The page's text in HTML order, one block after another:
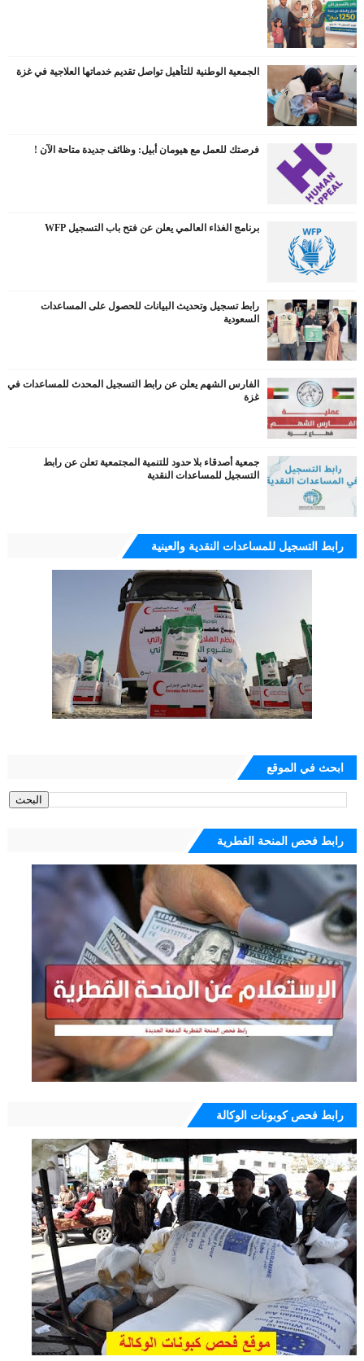
الجمعية الوطنية للتأهيل تواصل تقديم خدماتها العلاجية في غزة
فرصتك للعمل مع هيومان أبيل: وظائف جديدة متاحة الآن !
برنامج الغذاء العالمي يعلن عن فتح باب التسجيل WFP
رابط تسجيل وتحديث البيانات للحصول على المساعدات
السعودية
الفارس الشهم يعلن عن رابط التسجيل المحدث للمساعدات في
غزة
جمعية أصدقاء بلا حدود للتنمية المجتمعية تعلن عن رابط
التسجيل للمساعدات النقدية
رابط التسجيل للمساعدات النقدية والعينية
ابحث في الموقع
رابط فحص المنحة القطرية
رابط فحص كوبونات الوكالة